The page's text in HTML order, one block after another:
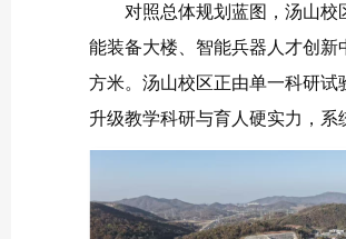
对照总体规划蓝图，汤山
能装备大楼、智能兵器人才创新
方米。汤山校区正由单一科研
升级教学科研与育人硬实力，